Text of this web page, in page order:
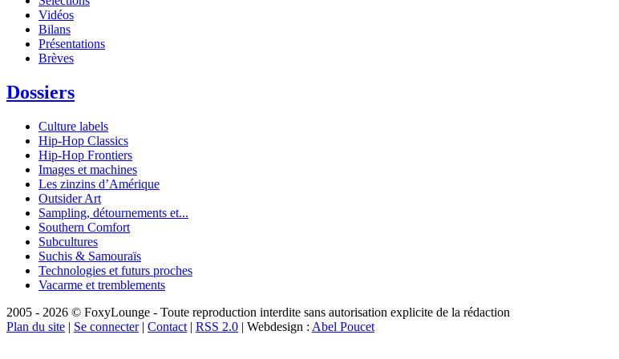
Vidéos
Bilans
Présentations
Brèves
Dossiers
Culture labels
Hip-Hop Classics
Hip-Hop Frontiers
Images et machines
Les zinzins d’Amérique
Outsider Art
Sampling, détournements et...
Southern Comfort
Subcultures
Suchis & Samouraïs
Technologies et futurs proches
Vacarme et tremblements
2005 - 2026 © FoxyLounge - Toute reproduction interdite sans autorisation explicite de la rédaction
Plan du site | Se connecter| Contact | RSS 2.0 | Webdesign : Abel Poucet